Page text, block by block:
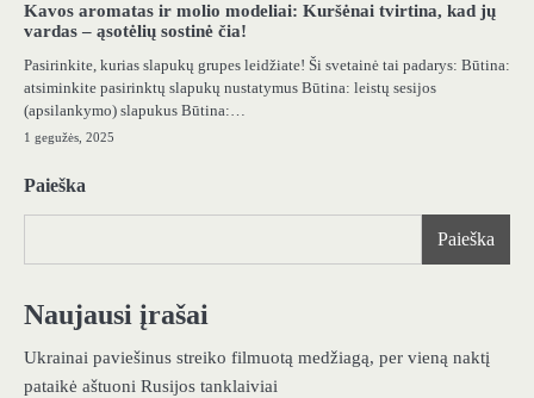
Kavos aromatas ir molio modeliai: Kuršėnai tvirtina, kad jų
vardas – ąsotėlių sostinė čia!
Pasirinkite, kurias slapukų grupes leidžiate! Ši svetainė tai padarys: Būtina:
atsiminkite pasirinktų slapukų nustatymus Būtina: leistų sesijos
(apsilankymo) slapukus Būtina:…
1 gegužės, 2025
Paieška
Paieška
Naujausi įrašai
Ukrainai paviešinus streiko filmuotą medžiagą, per vieną naktį
pataikė aštuoni Rusijos tanklaiviai